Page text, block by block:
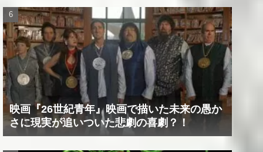
映画『26世紀青年』映画で描いた未来の愚か
さに現実が追いついた悲劇の喜劇？！